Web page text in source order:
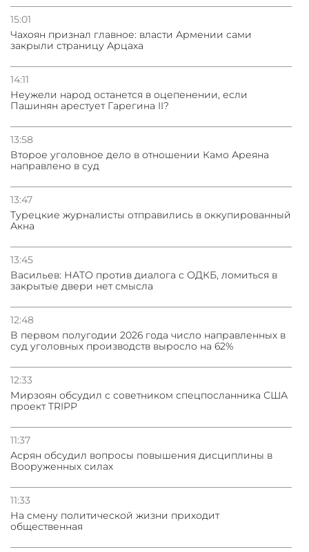
15:01
Чахоян признал главное: власти Армении сами
закрыли страницу Арцаха
14:11
Неужели народ останется в оцепенении, если
Пашинян арестует Гарегина II?
13:58
Второе уголовное дело в отношении Камо Ареяна
направлено в суд
13:47
Турецкие журналисты отправились в оккупированный
Акна
13:45
Васильев: НАТО против диалога с ОДКБ, ломиться в
закрытые двери нет смысла
12:48
В первом полугодии 2026 года число направленных в
суд уголовных производств выросло на 62%
12:33
Мирзоян обсудил с советником спецпосланника США
проект TRIPP
11:37
Асрян обсудил вопросы повышения дисциплины в
Вооруженных силах
11:33
На смену политической жизни приходит
общественная